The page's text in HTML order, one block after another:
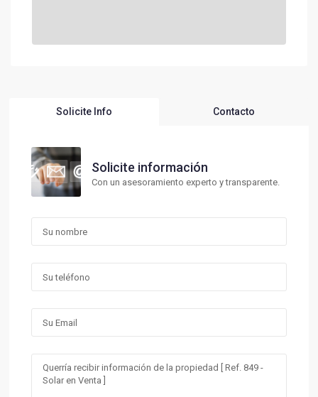
Solicite Info Contacto
Solicite información
Con un asesoramiento experto y transparente.